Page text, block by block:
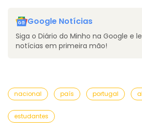
Google Notícias
Siga o Diário do Minho na Google e
notícias em primeira mão!
nacional país portugal
estudantes